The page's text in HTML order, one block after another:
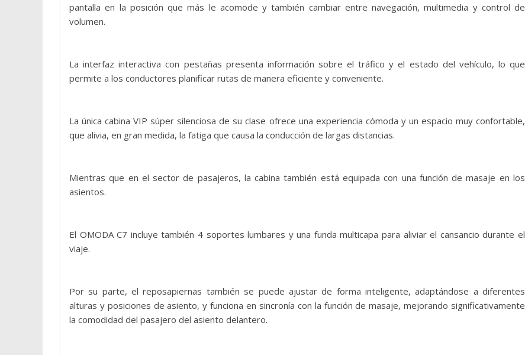
pantalla en la posición que más le acomode y también cambiar entre navegación, multimedia y control de
volumen.
La interfaz interactiva con pestañas presenta información sobre el tráfico y el estado del vehículo, lo que
permite a los conductores planificar rutas de manera eficiente y conveniente.
La única cabina VIP súper silenciosa de su clase ofrece una experiencia cómoda y un espacio muy confortable,
que alivia, en gran medida, la fatiga que causa la conducción de largas distancias.
Mientras que en el sector de pasajeros, la cabina también está equipada con una función de masaje en los
asientos.
El OMODA C7 incluye también 4 soportes lumbares y una funda multicapa para aliviar el cansancio durante el
viaje.
Por su parte, el reposapiernas también se puede ajustar de forma inteligente, adaptándose a diferentes
alturas y posiciones de asiento, y funciona en sincronía con la función de masaje, mejorando significativamente
la comodidad del pasajero del asiento delantero.